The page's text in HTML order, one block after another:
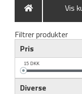
Vis
Filtrer produkter
Pris
15 DKK
Diverse